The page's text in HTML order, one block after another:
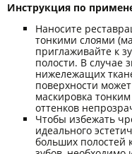
Инструкция по
Наносите
тонкими слоями
приглаживайте к
полости. В случае
нижележащих
поверхности
маскировка
оттенков
Чтобы избежать
идеального
больших полостей